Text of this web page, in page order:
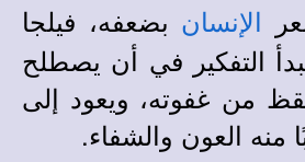
الإنسان بضعفه، فيلجا
التفكير في أن يصطلح
من غفوته، ويعود إلى
منه العون والشفاء.